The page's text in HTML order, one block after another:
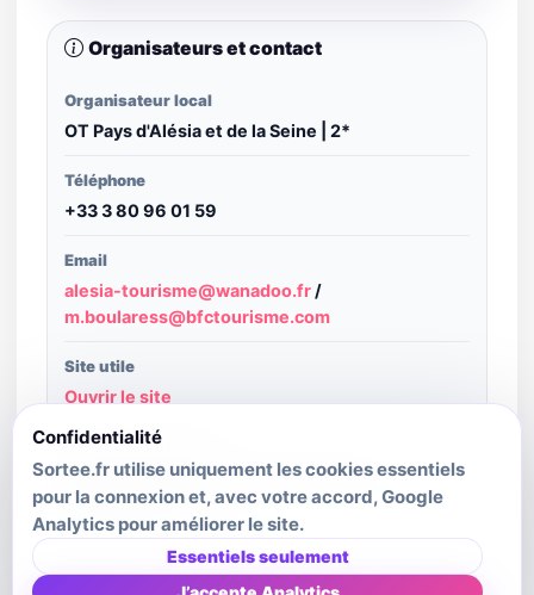
Organisateurs et contact
Organisateur local
OT Pays d'Alésia et de la Seine | 2*
Téléphone
+33 3 80 96 01 59
Email
alesia-tourisme@wanadoo.fr /
m.boularess@bfctourisme.com
Site utile
Ouvrir le site
Structure publiante
Bourgogne-Franche-Comté Tourisme -
Decibelles Data
Dernière mise à jour source
2026-07-29T00:06:24.755Z
Confidentialité
Sortee.fr utilise uniquement les cookies essentiels
pour la connexion et, avec votre accord, Google
Analytics pour améliorer le site.
Essentiels seulement